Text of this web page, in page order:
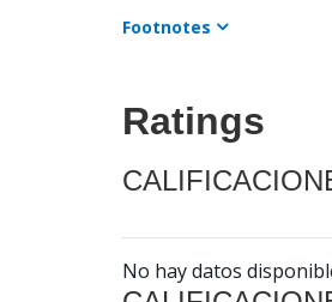
Footnotes
Ratings
No hay datos